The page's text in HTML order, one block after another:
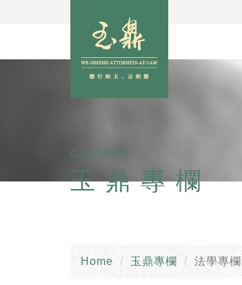
COLUMN
玉鼎專欄
Home 玉鼎專欄 法學專欄